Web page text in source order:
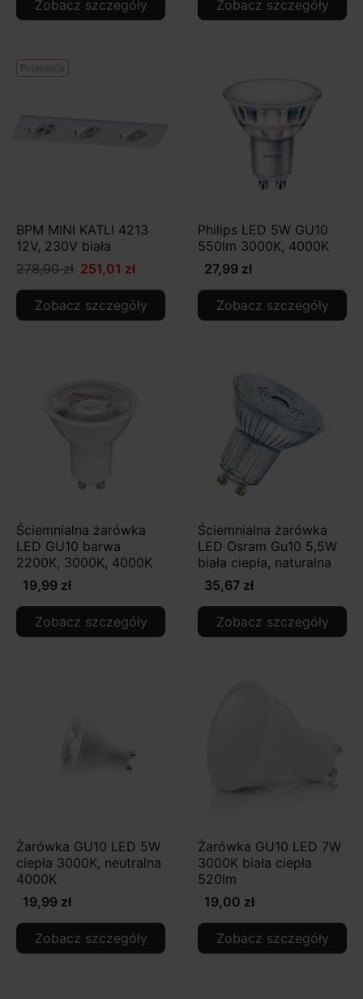
Zobacz szczegóły Zobacz szczegóły
Promocja
BPM MINI KATLI 4213
12V, 230V biała
278,90 zł 251,01 zł
Zobacz szczegóły
Philips LED 5W GU10
550lm 3000K, 4000K
27,99 zł
Zobacz szczegóły
Ściemnialna żarówka
LED GU10 barwa
2200K, 3000K, 4000K
19,99 zł
Zobacz szczegóły
Ściemnialna żarówka
LED Osram Gu10 5,5W
biała ciepła, naturalna
35,67 zł
Zobacz szczegóły
Żarówka GU10 LED 5W
ciepła 3000K, neutralna
4000K
19,99 zł
Zobacz szczegóły
Żarówka GU10 LED 7W
3000K biała ciepła
520lm
19,00 zł
Zobacz szczegóły